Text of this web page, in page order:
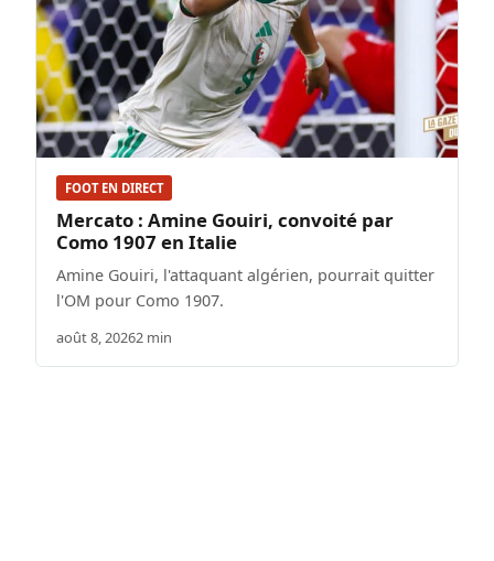
FOOT EN DIRECT
Mercato : Amine Gouiri, convoité par
Como 1907 en Italie
Amine Gouiri, l'attaquant algérien, pourrait quitter
l'OM pour Como 1907.
août 8, 20262 min